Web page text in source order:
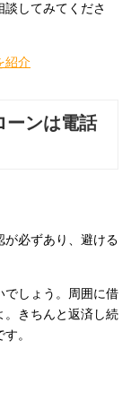
してみてくださ
紹介
ンは電話
必ずあり、避ける
でしょう。周囲に借
。きちんと返済し続
。